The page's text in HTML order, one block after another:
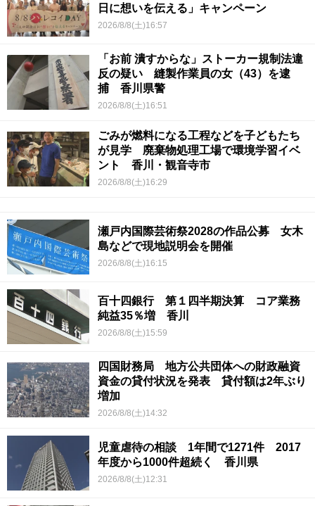
日に想いを伝える」キャンペーン
2026/8/8(土)16:57
「お前 潰すからな」ストーカー規制法違
反の疑い 縫製作業員の女（43）を逮
捕 香川県警
2026/8/8(土)16:51
ごみが燃料になる工程などを子どもたち
が見学 廃棄物処理工場で環境学習イベ
ント 香川・観音寺市
2026/8/8(土)16:29
瀬戸内国際芸術祭2028の作品公募 女木
島などで現地説明会を開催
2026/8/8(土)16:15
百十四銀行 第１四半期決算 コア業務
純益35％増 香川
2026/8/8(土)15:59
四国財務局 地方公共団体への財政融資
資金の貸付状況を発表 貸付額は2年ぶり
増加
2026/8/8(土)14:32
児童虐待の相談 1年間で1271件 2017
年度から1000件超続く 香川県
2026/8/8(土)12:31